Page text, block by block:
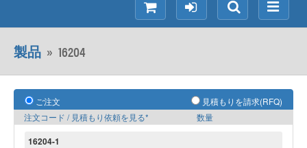
メ
ニ
検
索
ロ
グ
シ
ョ
ン
製品 » 16204
ご注文
見積もりを請求(RFQ)
注文コード / 見積もり依頼を見る*
数量
16204-1